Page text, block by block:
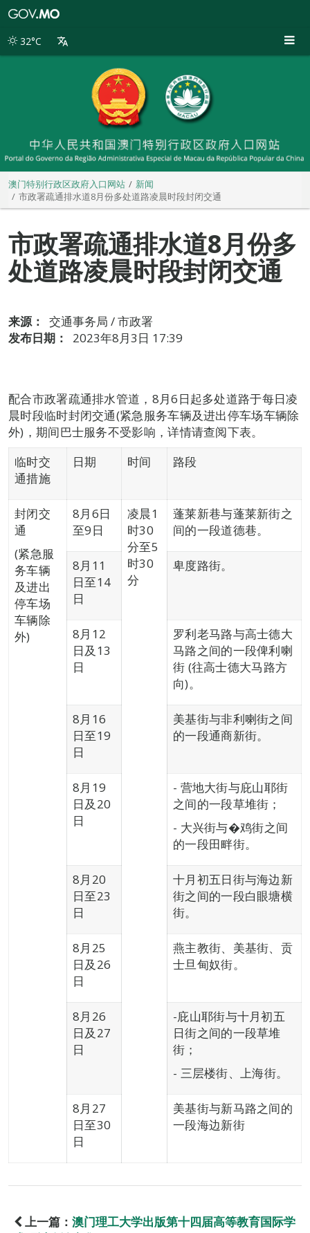
别
32°C
澳门特别行政区政府入口网站
新闻
市政署疏通排水道8月份多处道路凌晨时段封闭交通
市政署疏通排水道8月份多
处道路凌晨时段封闭交通
来源：
交通事务局 / 市政署
发布日期：
2023年8月3日 17:39
配合市政署疏通排水管道，8月6日起多处道路于每日凌
晨时段临时封闭交通(紧急服务车辆及进出停车场车辆除
外)，期间巴士服务不受影响，详情请查阅下表。
临时交
通措施
日期 时间 路段
封闭交
通
(紧急服
务车辆
及进出
停车场
车辆除
外)
8月6日
至9日
凌晨1
时30
分至5
时30
分
蓬莱新巷与蓬莱新街之
间的一段道德巷。
8月11
日至14
日
卑度路街。
8月12
日及13
日
罗利老马路与高士德大
马路之间的一段俾利喇
街 (往高士德大马路方
向)。
8月16
日至19
日
美基街与非利喇街之间
的一段通商新街。
8月19
日及20
日
- 营地大街与庇山耶街
之间的一段草堆街；
- 大兴街与�鸡街之间
的一段田畔街。
8月20
日至23
日
十月初五日街与海边新
街之间的一段白眼塘横
街。
8月25
日及26
日
燕主教街、美基街、贡
士旦甸奴街。
8月26
日及27
日
-庇山耶街与十月初五
日街之间的一段草堆
街；
- 三层楼街、上海街。
8月27
日至30
日
美基街与新马路之间的
一段海边新街
上一篇： 澳门理工大学出版第十四届高等教育国际学